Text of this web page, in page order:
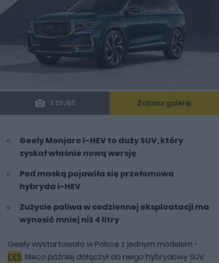
3 ZDJĘĆ Zobacz galerię
Geely Monjaro i-HEV to duży SUV, który
zyskał właśnie nową wersję
Pod maską pojawiła się przełomowa
hybryda i-HEV
Zużycie paliwa w codziennej eksploatacji ma
wynosić mniej niż 4 litry
Geely wystartowało w Polsce z jednym modelem -
EX5. Nieco później dołączył do niego hybrydowy SUV